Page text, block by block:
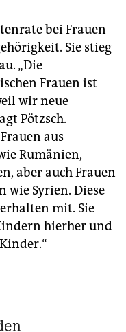
bei Frauen
Sie stieg
„Die
Frauen ist
wir neue
Pötzsch.
aus
Rumänien,
aber auch Frauen
wie Syrien. Diese
mit. Sie
hierher und